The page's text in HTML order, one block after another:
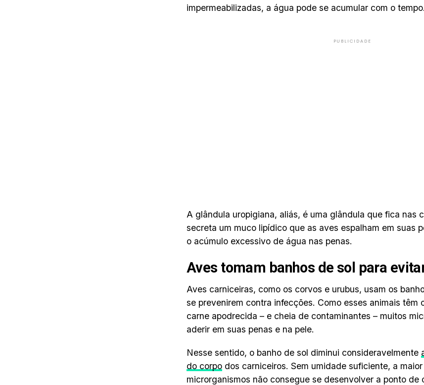
impermeabilizadas, a água pode se acumular com o tempo.
PUBLICIDADE
A glândula uropigiana, aliás, é uma glândula que fica nas
secreta um muco lipídico que as aves espalham em suas
o acúmulo excessivo de água nas penas.
Aves tomam banhos de sol para
Aves carniceiras, como os corvos e urubus, usam os
se prevenirem contra infecções. Como esses animais têm
carne apodrecida – e cheia de contaminantes – muitos
aderir em suas penas e na pele.
Nesse sentido, o banho de sol diminui consideravelmente
do corpo dos carniceiros. Sem umidade suficiente, a
microrganismos não consegue se desenvolver a ponto de